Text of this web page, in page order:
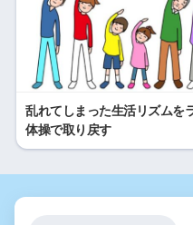
乱れてしまった生活リズムを
体操で取り戻す